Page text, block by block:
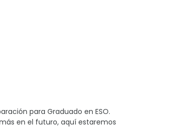
para Graduado en ESO.
en el futuro, aquí estaremos